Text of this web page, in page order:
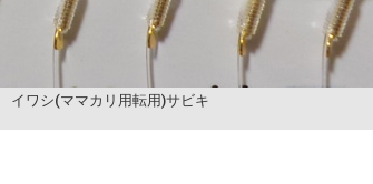
イワシ(ママカリ用転用)サビキ